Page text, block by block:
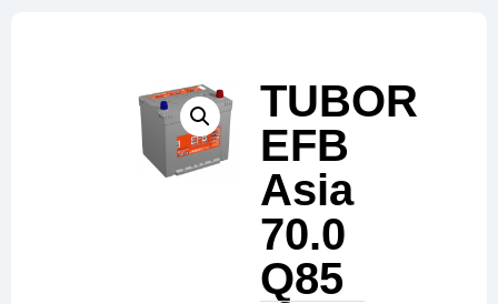
TUBOR
EFB
Asia
70.0
Q85